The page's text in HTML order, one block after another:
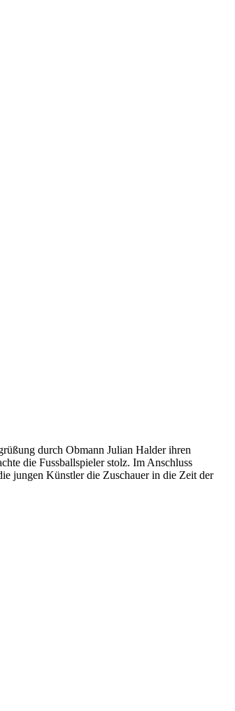
durch Obmann Julian Halder ihren
die Fussballspieler stolz. Im Anschluss
jungen Künstler die Zuschauer in die Zeit der